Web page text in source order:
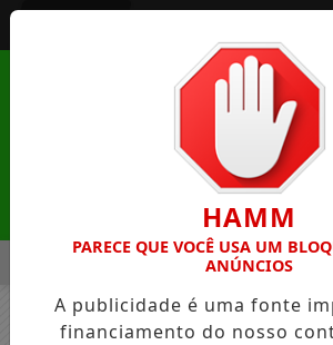
NATUREZA DE MANDAGUAÇU ESTÁ
EM ALTA
HAMM
PARECE QUE VOCÊ USA UM
ANÚNCIOS
A publicidade é uma fonte
financiamento do nosso